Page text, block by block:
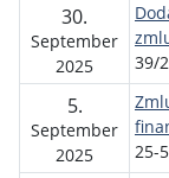
30.
September
2025
39/
5.
September
2025
25-